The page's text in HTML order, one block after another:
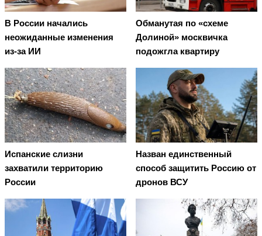
В России начались
неожиданные изменения
из-за ИИ
Обманутая по «схеме
Долиной» москвичка
подожгла квартиру
Испанские слизни
захватили территорию
России
Назван единственный
способ защитить Россию от
дронов ВСУ